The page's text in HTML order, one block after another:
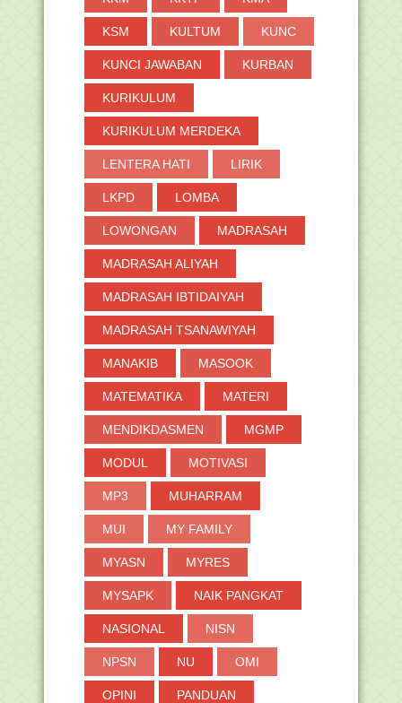
KSM KULTUM KUNC
KUNCI JAWABAN KURBAN
KURIKULUM
KURIKULUM MERDEKA
LENTERA HATI LIRIK
LKPD LOMBA
LOWONGAN MADRASAH
MADRASAH ALIYAH
MADRASAH IBTIDAIYAH
MADRASAH TSANAWIYAH
MANAKIB MASOOK
MATEMATIKA MATERI
MENDIKDASMEN MGMP
MODUL MOTIVASI
MP3 MUHARRAM
MUI MY FAMILY
MYASN MYRES
MYSAPK NAIK PANGKAT
NASIONAL NISN
NPSN NU OMI
OPINI PANDUAN